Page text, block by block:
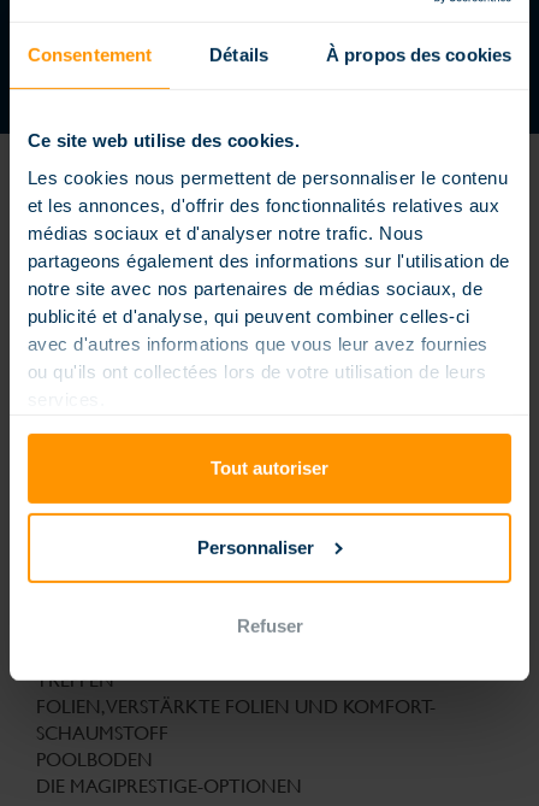
Consentement Détails À propos des cookies
Ce site web utilise des cookies.
Les cookies nous permettent de personnaliser le contenu
et les annonces, d'offrir des fonctionnalités relatives aux
médias sociaux et d'analyser notre trafic. Nous
partageons également des informations sur l'utilisation de
notre site avec nos partenaires de médias sociaux, de
publicité et d'analyse, qui peuvent combiner celles-ci
avec d'autres informations que vous leur avez fournies
ou qu'ils ont collectées lors de votre utilisation de leurs
services.
Tout autoriser
Personnaliser
Refuser
Außen- oder Innenpool, kleiner oder extra großer Pool, quadratische,
rechteckige oder abgerundete Formen, Infinity-Pool, Schwimmbahn,
unsere Pools sind maßgeschneidert, um Ihren Wünschen und
Anforderungen gerecht zu werden, sie sind personalisiert, um Ihren
Pool zu gestalten einzigartig. Magiline-Schwimmbecken werden mit
auf Lebenszeit ausgelegten Schwimmbad der neuen Generation zu
täglichen Nutzung. Keine Zwänge mehr, nur Spaß.
KEINE ZWÄNGE MEHR,
IHR PROJEKT IST EINZIGARTIG
TREPPEN
FOLIEN, VERSTÄRKTE FOLIEN UND KOMFORT-
SCHAUMSTOFF
POOLBODEN
DIE MAGIPRESTIGE-OPTIONEN